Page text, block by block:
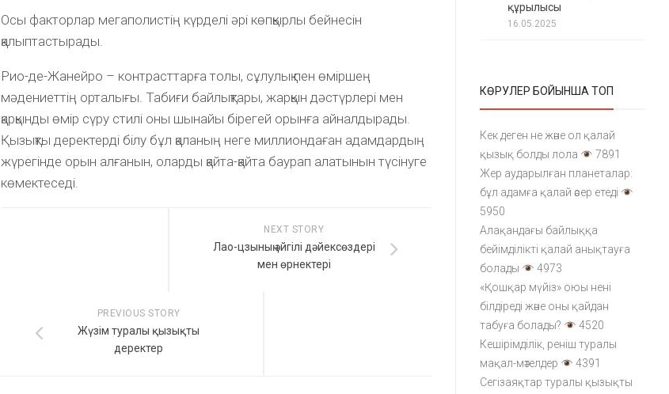
Осы факторлар мегаполистің күрделі әрі көпқырлы бейнесін
қалыптастырады.
Рио-де-Жанейро – контрасттарға толы, сұлулық пен өміршең
мәдениеттің орталығы. Табиғи байлықтары, жарқын дәстүрлері мен
қарқынды өмір сүру стилі оны шынайы бірегей орынға айналдырады.
Қызықты деректерді білу бұл қаланың неге миллиондаған адамдардың
жүрегінде орын алғанын, оларды қайта-қайта баурап алатынын түсінуге
көмектеседі.
NEXT STORY
Лао-цзының әйгілі дәйексөздері
мен өрнектері
PREVIOUS STORY
Жүзім туралы қызықты
деректер
құрылысы
16.05.2025
КӨРУЛЕР БОЙЫНША ТОП
Кек деген не және ол қалай
қызық болды лола
7891
Жер аударылған планеталар:
бұл адамға қалай әсер етеді
5950
Алақандағы байлыққа
бейімділікті қалай анықтауға
болады
4973
«Қошқар мүйіз» оюы нені
білдіреді және оны қайдан
табуға болады?
4520
Кешірімділік, реніш туралы
мақал-мәтелдер
4391
Сегізаяқтар туралы қызықты